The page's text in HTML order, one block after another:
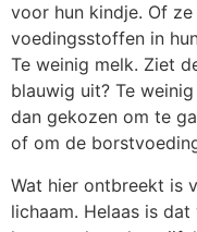
voor hun kindje. Of
voedingsstoffen in
Te weinig melk. Ziet
blauwig uit? Te
dan gekozen om te
of om de
Wat hier ontbreekt is
lichaam. Helaas is